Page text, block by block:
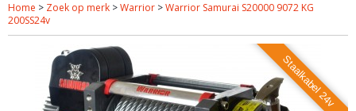
Home > Zoek op merk >Warrior >Warrior Samurai S20000 9072 KG
200SS24v
Staalkabel 24v